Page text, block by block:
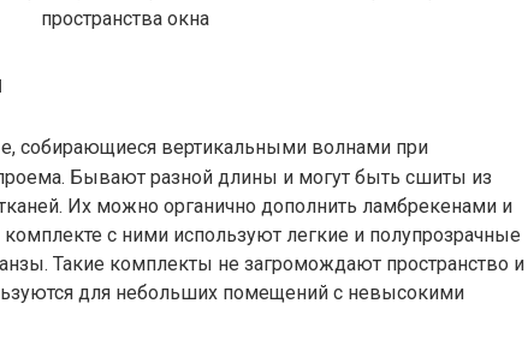
собирающиеся вертикальными волнами при
Бывают разной длины и могут быть сшиты из
Их можно органично дополнить ламбрекенами и
комплекте с ними используют легкие и полупрозрачные
Такие комплекты не загромождают пространство и
для небольших помещений с невысокими